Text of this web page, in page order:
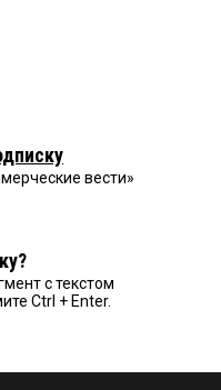
вести»
с текстом
Ctrl + Enter.